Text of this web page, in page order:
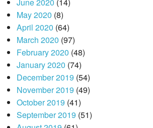
June 2020 (14)
May 2020 (8)
April 2020 (64)
March 2020 (97)
February 2020 (48)
January 2020 (74)
December 2019 (54)
November 2019 (49)
October 2019 (41)
September 2019 (51)